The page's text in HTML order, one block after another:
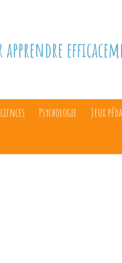
apprendre
Psychologie Jeux